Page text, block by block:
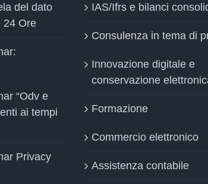
del dato
24 Ore
“Odv e
ai tempi
Privacy
IAS/Ifrs e bilanci
Consulenza in tema di
Innovazione digitale e
conservazione
Formazione
Commercio elettronico
Assistenza contabile